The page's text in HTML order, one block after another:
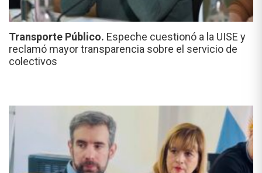
Transporte Público. Espeche cuestionó a la UISE y
reclamó mayor transparencia sobre el servicio de
colectivos